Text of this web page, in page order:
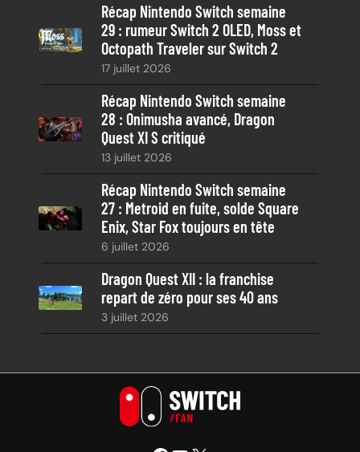
Récap Nintendo Switch semaine
29 : rumeur Switch 2 OLED, Moss et
Octopath Traveler sur Switch 2
17 juillet 2026
Récap Nintendo Switch semaine
28 : Onimusha avancé, Dragon
Quest XI S critiqué
13 juillet 2026
Récap Nintendo Switch semaine
27 : Metroid en fuite, solde Square
Enix, Star Fox toujours en tête
6 juillet 2026
Dragon Quest XII : la franchise
repart de zéro pour ses 40 ans
3 juillet 2026